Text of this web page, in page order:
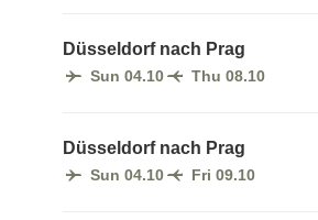
Düsseldorf nach Prag
Sun 04.10 Thu 08.10
Düsseldorf nach Prag
Sun 04.10 Fri 09.10